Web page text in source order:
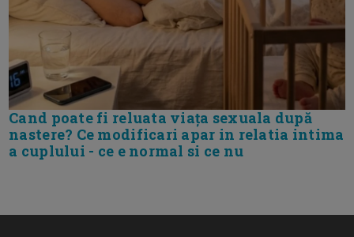
Cand poate fi reluata viața sexuala după
nastere? Ce modificari apar in relatia intima
a cuplului - ce e normal si ce nu